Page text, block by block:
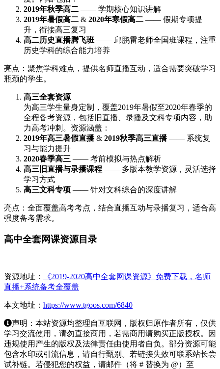
2019年秋季高二 —— 学期核心知识讲解
2019年暑假高二 & 2020年寒假高二 —— 假期专项提
升，衔接高三复习
高二历史直播腾飞班 —— 邱鹏雷老师全国班课程，注重
历史学科的综合能力培养
亮点：聚焦学科难点，提供名师直播互动，适合需要突破学习
瓶颈的学生。
高三全套资源
为高三学生量身定制，覆盖2019年暑假至2020年春季的
全程备考资源，包括旧直播、录播及文科专项内容，助
力高考冲刺。资源涵盖：
2019年高三暑假直播& 2019秋季高三直播—— 系统复
习与能力提升
2020春季高三 —— 考前模拟与热点解析
高三旧直播与录播课程 —— 多版本教学资源，灵活选择
学习方式
高三文科专项 —— 针对文科综合的深度讲解
亮点：全面覆盖高考考点，结合直播互动与录播复习，适合高
强度备考需求。
高中全套网课资源目录
资源地址：
《2019-2020高中全套网课资源》免费下载，名师
直播+系统备考全覆盖
本文地址： https://www.tgoos.com/6840
声明：本站资源均整理自互联网，版权归原作者所有，仅供
学习交流使用，请勿直接商用，若需商用请购买正版授权。因
违规使用产生的版权及法律责任由使用者自负。部分资源可能
包含水印或引流信息，请自行甄别。若链接失效可联系站长尝
试补链。若侵犯您的权益，请邮件（将 # 替换为 @）至